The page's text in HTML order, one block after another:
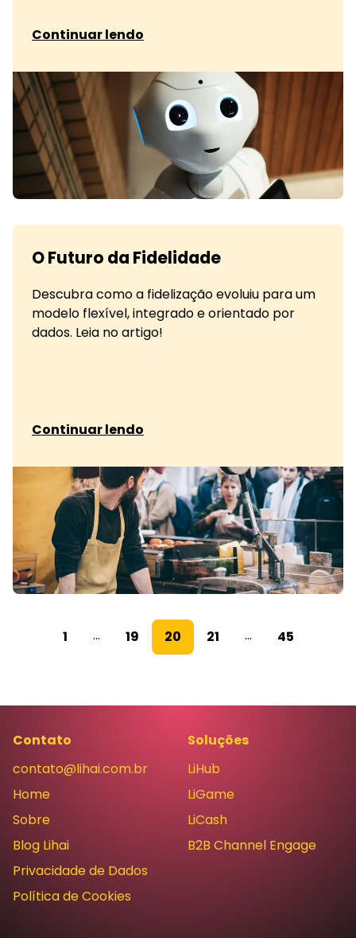
Continuar lendo
O Futuro da Fidelidade
Descubra como a fidelização evoluiu para um
modelo flexível, integrado e orientado por
dados. Leia no artigo!
Continuar lendo
1 ... 19 20 21 ... 45
Contato
contato@lihai.com.br
Home
Sobre
Blog Lihai
Privacidade de Dados
Política de Cookies
Soluções
LiHub
LiGame
LiCash
B2B Channel Engage